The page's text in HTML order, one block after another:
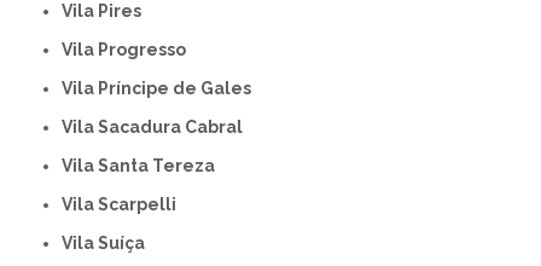
Vila Pires
Vila Progresso
Vila Príncipe de Gales
Vila Sacadura Cabral
Vila Santa Tereza
Vila Scarpelli
Vila Suíça